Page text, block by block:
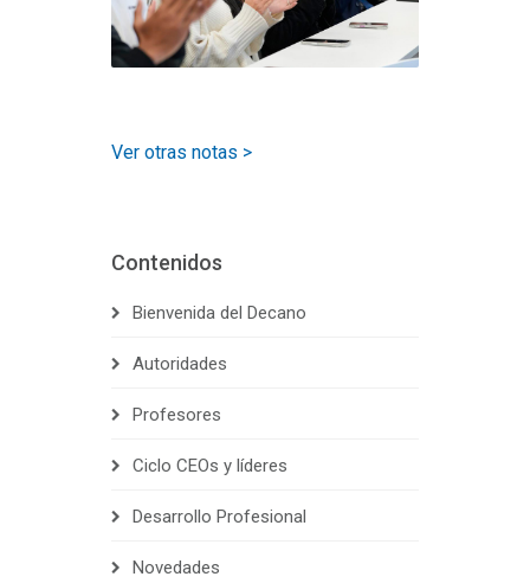
Ver otras notas >
Contenidos
Bienvenida del Decano
Autoridades
Profesores
Ciclo CEOs y líderes
Desarrollo Profesional
Novedades